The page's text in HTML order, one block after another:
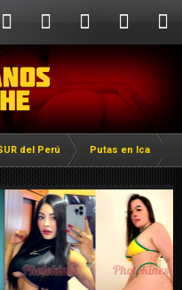
del Perú Putas en Ica